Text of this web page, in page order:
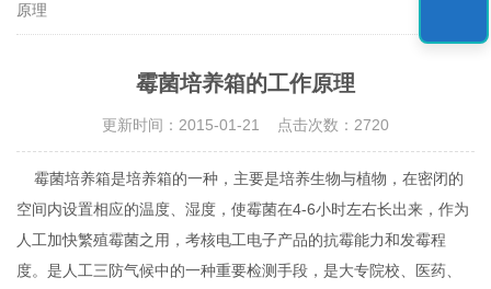
原理
霉菌培养箱的工作原理
更新时间：2015-01-21 点击次数：2720
霉菌培养箱是培养箱的一种，主要是培养生物与植物，在密闭的
空间内设置相应的温度、湿度，使霉菌在4-6小时左右长出来，作为
人工加快繁殖霉菌之用，考核电工电子产品的抗霉能力和发霉程
度。是人工三防气候中的一种重要检测手段，是大专院校、医药、